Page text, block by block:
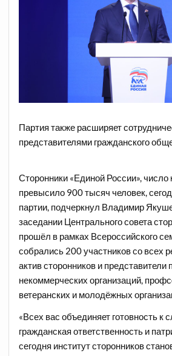
Партия также расширяет
представителями гражданского
Сторонники «Единой России», число
превысило 900 тысяч человек,
партии, подчеркнул Владимир
заседании Центрального совета
прошёл в рамках Всероссийского
собрались 200 участников со всех
актив сторонников и представители
некоммерческих организаций,
ветеранских и молодёжных
«Всех вас объединяет готовность к
гражданская ответственность и
сегодня институт сторонников